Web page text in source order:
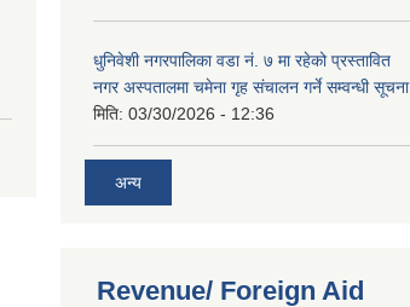
धुनिवेशी नगरपालिका वडा नं. ७ मा रहेको प्रस्तावित
नगर अस्पतालमा चमेना गृह संचालन गर्ने सम्वन्धी सूचना
मिति: 03/30/2026 - 12:36
अन्य
Revenue/ Foreign Aid